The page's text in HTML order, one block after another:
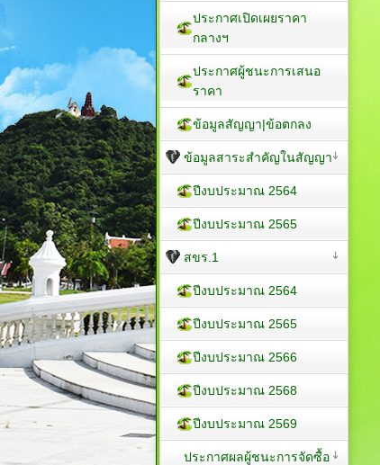
ประกาศเปิดเผยราคา
กลางฯ
ประกาศผู้ชนะการเสนอ
ราคา
ข้อมูลสัญญา|ข้อตกลง
ข้อมูลสาระสำคัญในสัญญา
ปีงบประมาณ 2564
ปีงบประมาณ 2565
สขร.1
ปีงบประมาณ 2564
ปีงบประมาณ 2565
ปีงบประมาณ 2566
ปีงบประมาณ 2568
ปีงบประมาณ 2569
ประกาศผลผู้ชนะการจัดซื้อ